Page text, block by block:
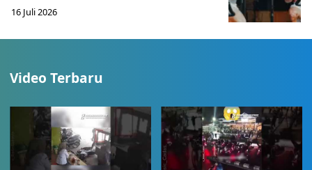
16 Juli 2026
Video Terbaru